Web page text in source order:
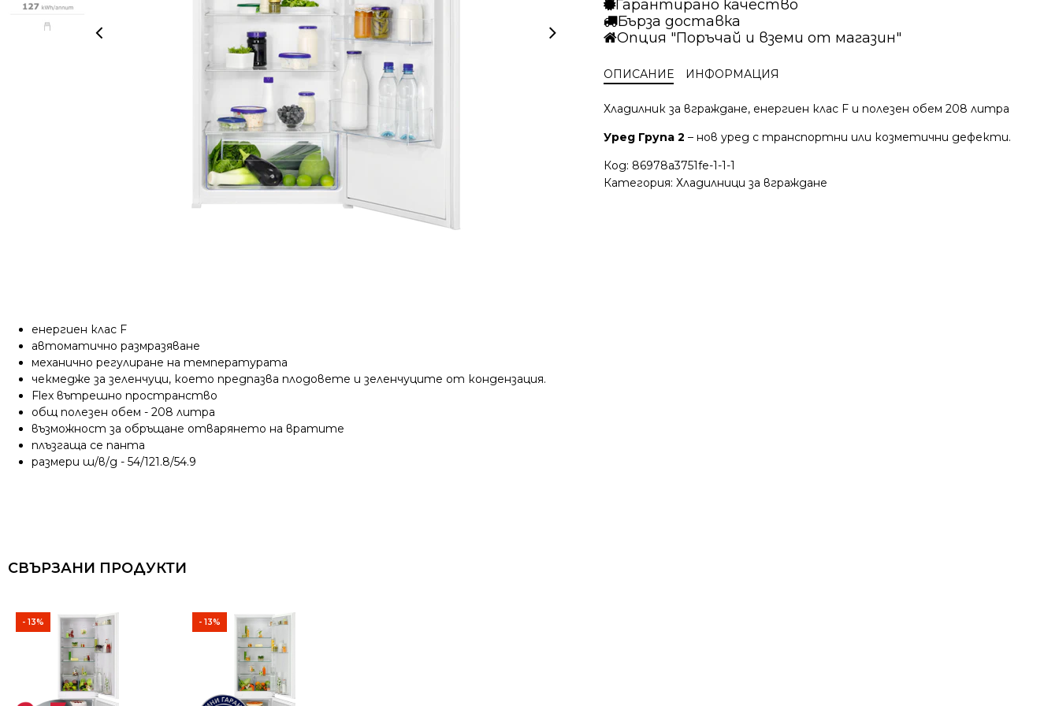
JCN122F0S1
Гарантирано качество
Бърза доставка
Опция "Поръчай и вземи от магазин"
ОПИСАНИЕ ИНФОРМАЦИЯ
Хладилник за вграждане, енергиен клас F и полезен обем 208 литра
Уред Група 2 – нов уред с транспортни или козметични дефекти.
Код: 86978a3751fe-1-1-1
Категория: Хладилници за вграждане
енергиен клас F
автоматично размразяване
механично регулиране на температурата
чекмедже за зеленчуци, което предпазва плодовете и зеленчуците от кондензация.
Flex вътрешно пространство
общ полезен обем - 208 литра
възможност за обръщане отварянето на вратите
плъзгаща се панта
размери ш/в/д - 54/121.8/54.9
СВЪРЗАНИ ПРОДУКТИ
- 13% - 13%